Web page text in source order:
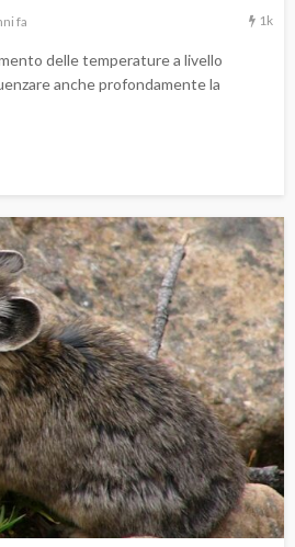
fa 1k
delle temperature a livello
anche profondamente la